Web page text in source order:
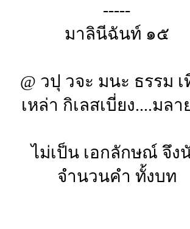
-----
มาลินีฉันท์ ๑๕
@ วปุ วจะ มนะ ธรรม เ
เหล่า กิเลสเบี่ยง....มลา
ไม่เป็น เอกลักษณ์ จึง
จำนวนคำ ทั้งบท